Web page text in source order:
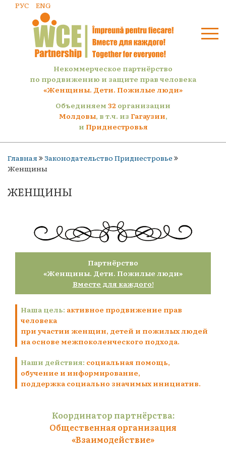
РУС ENG
Некоммерческое партнёрство
по продвижению и защите прав человека
«Женщины. Дети. Пожилые люди»
Объединяем 32 организации
Молдовы, в т.ч. из Гагаузии,
и Приднестровья
Главная
Законодательство Приднестровье
Женщины
ЖЕНЩИНЫ
Партнёрство
«Женщины. Дети. Пожилые люди»
Вместе для каждого!
Наша цель: активное продвижение прав
человека
при участии женщин, детей и пожилых людей
на основе межпоколенческого подхода.
Наши действия: социальная помощь,
обучение и информирование,
поддержка социально значимых инициатив.
Координатор партнёрства:
Общественная организация
«Взаимодействие»